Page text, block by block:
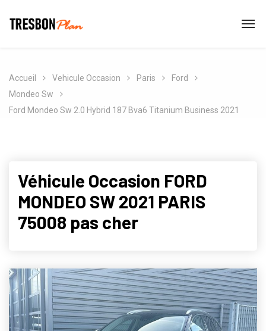
Accueil Vehicule Occasion Paris
Ford
Mondeo Sw
Ford Mondeo Sw 2.0 Hybrid 187 Bva6 Titanium Business 2021
Véhicule Occasion FORD
MONDEO SW 2021 PARIS
75008 pas cher